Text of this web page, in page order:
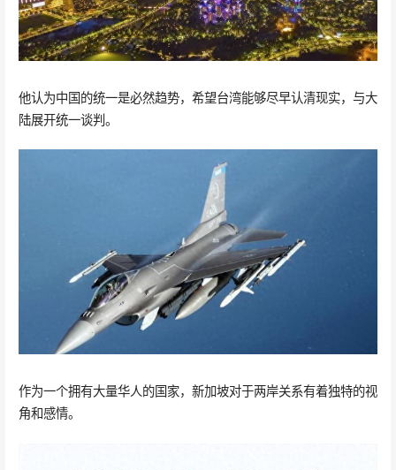
他认为中国的统一是必然趋势，希望台湾能够尽早认清现实，与大
陆展开统一谈判。
作为一个拥有大量华人的国家，新加坡对于两岸关系有着独特的视
角和感情。